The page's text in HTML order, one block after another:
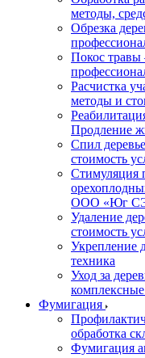
методы,
Обрезка
Покос
Расчистка
методы и
Продление
Спил
стоимость
Стимуляция
ООО «Юг
Удаление
стоимость
Укрепление
техника
Уход за
Фумигация
обработка
Фумигация